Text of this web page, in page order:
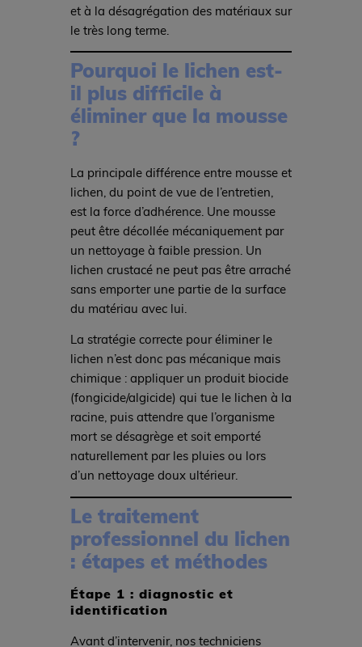
et à la désagrégation des matériaux sur
le très long terme.
Pourquoi le lichen est-
il plus difficile à
éliminer que la mousse
?
La principale différence entre mousse et
lichen, du point de vue de l’entretien,
est la force d’adhérence. Une mousse
peut être décollée mécaniquement par
un nettoyage à faible pression. Un
lichen crustacé ne peut pas être arraché
sans emporter une partie de la surface
du matériau avec lui.
La stratégie correcte pour éliminer le
lichen n’est donc pas mécanique mais
chimique : appliquer un produit biocide
(fongicide/algicide) qui tue le lichen à la
racine, puis attendre que l’organisme
mort se désagrège et soit emporté
naturellement par les pluies ou lors
d’un nettoyage doux ultérieur.
Le traitement
professionnel du lichen
: étapes et méthodes
Étape 1 : diagnostic et
identification
Avant d’intervenir, nos techniciens